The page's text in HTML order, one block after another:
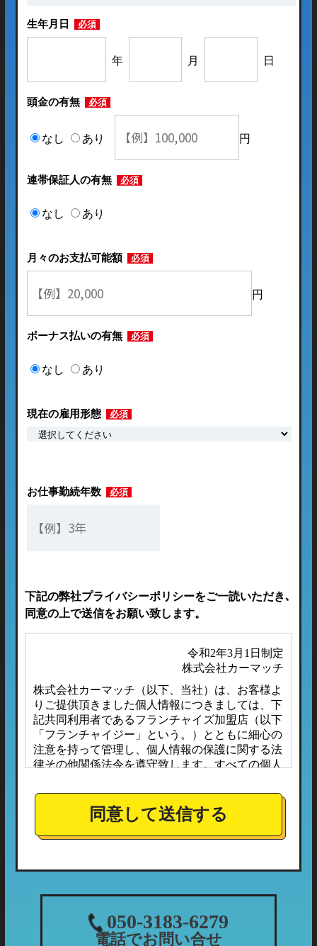
生年月日 必須
年 月 日
頭金の有無 必須
なし あり 円
連帯保証人の有無 必須
なし あり
月々のお支払可能額 必須
円
ボーナス払いの有無 必須
なし あり
現在の雇用形態 必須
お仕事勤続年数 必須
下記の弊社プライバシーポリシーをご一読いただき､
同意の上で送信をお願い致します。
令和2年3月1日制定
株式会社カーマッチ
株式会社カーマッチ（以下、当社）は、お客様よ
りご提供頂きました個人情報につきましては、下
記共同利用者であるフランチャイズ加盟店（以下
「フランチャイジー」という。）とともに細心の
注意を持って管理し、個人情報の保護に関する法
律その他関係法令を遵守致します。すべての個人
ほか、お客様ご本人の同意なしに第三者へ開示ま
たは提供されることはありません。
また、フランチャイジーとの間においては、事前
に個人情報保護に対する安全性を審査の上、個人
こととしており、適切な管理監督を行ってまいり
当社が収集する個人情報につきましては、下記の
同意して送信する
050-3183-6279
電話でお問い合せ